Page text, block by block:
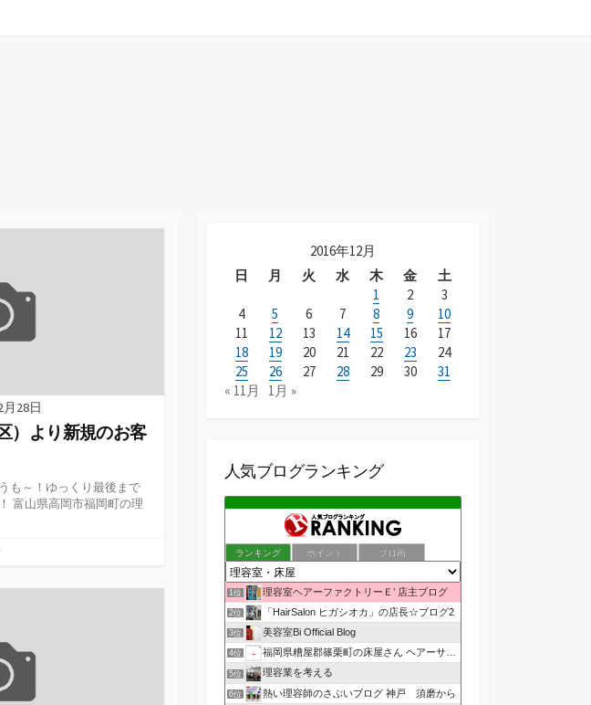
月28日
）より新規のお客
も～！ゆっくり最後まで
富山県高岡市福岡町の理
2016年12月
日
月 火 水 木 金
土
1
2
3
4
5 6 7 8 9
10
11
12 13 14 15 16
17
18
19 20 21 22 23
24
25
26 27 28 29 30
31
« 11月
1月 »
人気ブログランキング
ランキング ポイント ブロ画
1位 理容室ヘアーファクトリーＥ’ 店主ブログ
2位 「HairSalon ヒガシオカ」の店長☆ブログ2
3位 美容室Bi Official Blog
4位 福岡県糟屋郡篠栗町の床屋さん ヘアーサロン１２３公式ブログ
5位 理容業を考える
6位 熱い理容師のさぶいブログ 神戸 須磨から